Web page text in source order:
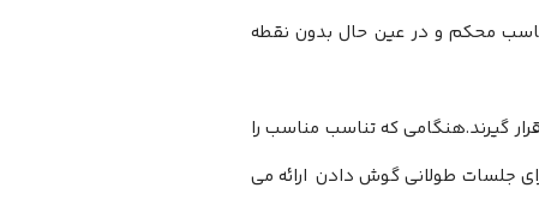
محکم و در عین حال بدون نقطه
گیرند.هنگامی که تناسب مناسب را
جلسات طولانی گوش دادن ارائه می